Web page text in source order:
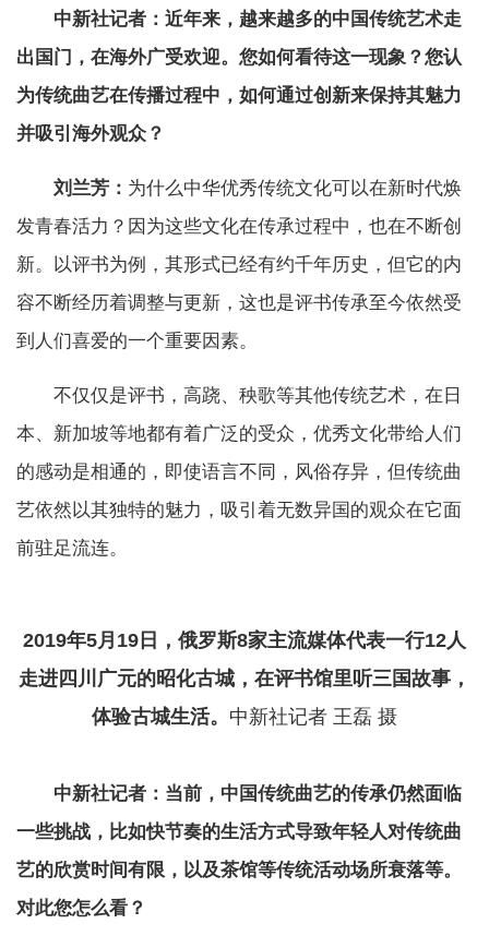
中新社记者：近年来，越来越多的中国传统艺术走
出国门，在海外广受欢迎。您如何看待这一现象？您认
为传统曲艺在传播过程中，如何通过创新来保持其魅力
并吸引海外观众？
刘兰芳： 为什么中华优秀传统文化可以在新时代焕
发青春活力？因为这些文化在传承过程中，也在不断创
新。以评书为例，其形式已经有约千年历史，但它的内
容不断经历着调整与更新，这也是评书传承至今依然受
到人们喜爱的一个重要因素。
不仅仅是评书，高跷、秧歌等其他传统艺术，在日
本、新加坡等地都有着广泛的受众，优秀文化带给人们
的感动是相通的，即使语言不同，风俗存异，但传统曲
艺依然以其独特的魅力，吸引着无数异国的观众在它面
前驻足流连。
2019年5月19日，俄罗斯8家主流媒体代表一行12人
走进四川广元的昭化古城，在评书馆里听三国故事，
体验古城生活。 中新社记者 王磊 摄
中新社记者：当前，中国传统曲艺的传承仍然面临
一些挑战，比如快节奏的生活方式导致年轻人对传统曲
艺的欣赏时间有限，以及茶馆等传统活动场所衰落等。
对此您怎么看？